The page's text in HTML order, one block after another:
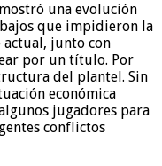
una evolución
que impidieron la
actual, junto con
por un título. Por
del plantel. Sin
económica
jugadores para
conflictos